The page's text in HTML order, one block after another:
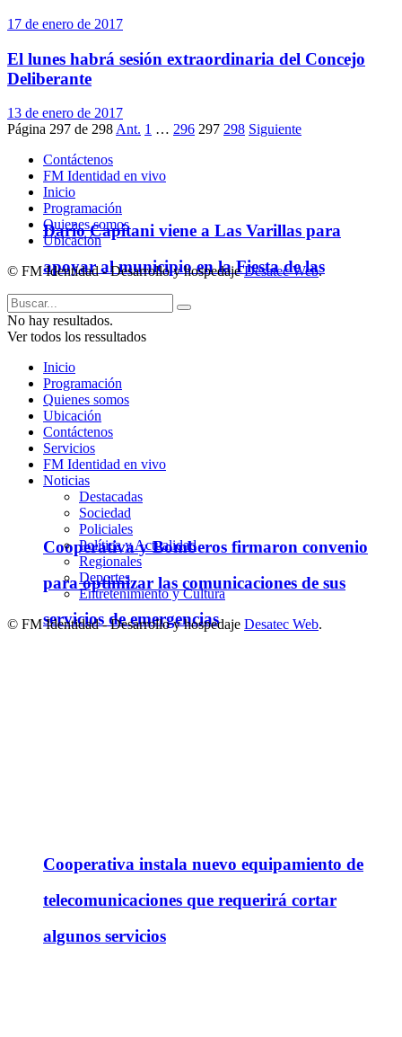
Darío Capitani viene a Las Varillas para
apoyar al municipio en la Fiesta de las
Colectividades
Cooperativa y Bomberos firmaron convenio
para optimizar las comunicaciones de sus
servicios de emergencias
Cooperativa instala nuevo equipamiento de
telecomunicaciones que requerirá cortar
algunos servicios
17 de enero de 2017
El lunes habrá sesión extraordinaria del Concejo
Deliberante
13 de enero de 2017
Página 297 de 298 Ant. 1 … 296 297 298 Siguiente
Contáctenos
FM Identidad en vivo
Inicio
Programación
Quienes somos
Ubicación
© FM Identidad - Desarrollo y hospedajeDesatec Web.
No hay resultados.
Ver todos los ressultados
Inicio
Programación
Quienes somos
Ubicación
Contáctenos
Servicios
FM Identidad en vivo
Noticias
Destacadas
Sociedad
Policiales
Política y Actualidad
Regionales
Deportes
Entretenimiento y Cultura
© FM Identidad - Desarrollo y hospedaje Desatec Web.